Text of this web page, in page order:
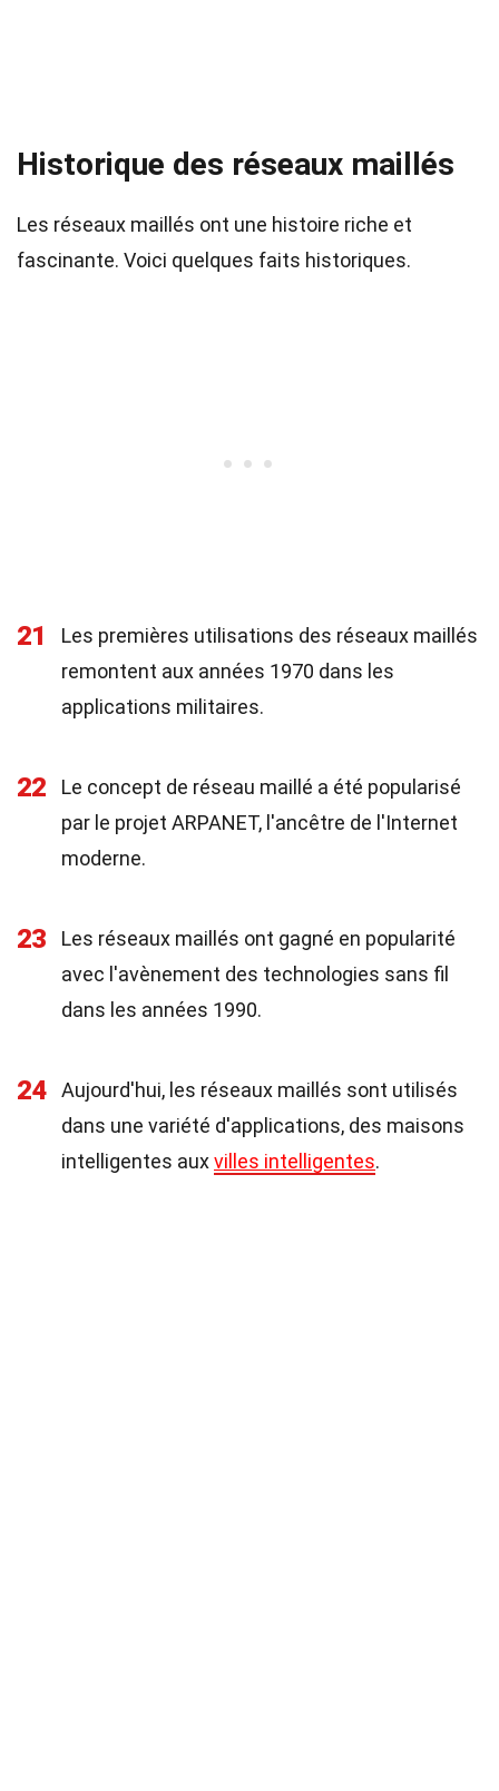
Historique des réseaux maillés
Les réseaux maillés ont une histoire riche et
fascinante. Voici quelques faits historiques.
21
Les premières utilisations des réseaux maillés
remontent aux années 1970 dans les
applications militaires.
22
Le concept de réseau maillé a été popularisé
par le projet ARPANET, l'ancêtre de l'Internet
moderne.
23
Les réseaux maillés ont gagné en popularité
avec l'avènement des technologies sans fil
dans les années 1990.
24
Aujourd'hui, les réseaux maillés sont utilisés
dans une variété d'applications, des maisons
intelligentes auxvilles intelligentes.